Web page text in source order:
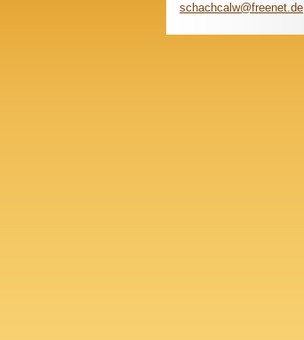
schachcalw@freenet.de